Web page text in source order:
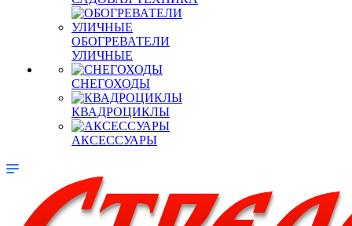
ОБОГРЕВАТЕЛИ
УЛИЧНЫЕ
СНЕГОХОДЫ
КВАДРОЦИКЛЫ
АКСЕССУАРЫ